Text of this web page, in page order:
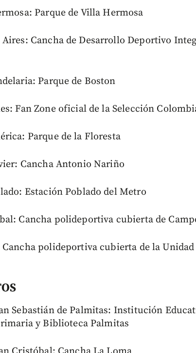
Parque de Villa Hermosa
Aires: Cancha de Desarrollo Deportivo
Parque de Boston
Fan Zone oficial de la Selección
Parque de la Floresta
Cancha Antonio Nariño
Estación Poblado del Metro
Cancha polideportiva cubierta de
Cancha polideportiva cubierta de la
Sebastián de Palmitas: Institución
y Biblioteca Palmitas